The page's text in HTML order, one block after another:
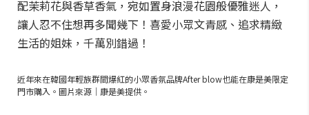
配茉莉花與香草香氣，宛如置身浪漫花園般優雅迷人，
讓人忍不住想再多聞幾下！喜愛小眾文青感、追求精緻
生活的姐妹，千萬別錯過！
近年來在韓國年輕族群間爆紅的小眾香氛品牌After blow也能在康是美限定
門市購入。圖片來源｜康是美提供。